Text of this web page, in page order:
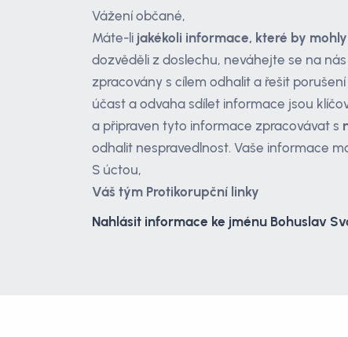
Vážení občané,
Máte-li jakékoli informace, které by
dozvěděli z doslechu, neváhejte se na
zpracovány s cílem odhalit a řešit
účast a odvaha sdílet informace jsou
a připraven tyto informace zpracovávat s
odhalit nespravedlnost. Vaše informace
S úctou,
Váš tým Protikorupční linky
Nahlásit informace ke jménu Bohuslav